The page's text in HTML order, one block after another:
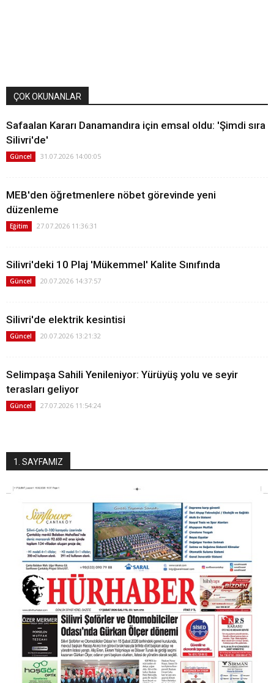
ÇOK OKUNANLAR
Safaalan Kararı Danamandıra için emsal oldu: 'Şimdi sıra
Silivri'de'
Güncel 31.07.2026 14:00:05
MEB'den öğretmenlere nöbet görevinde yeni
düzenleme
Eğitim 27.07.2026 11:36:31
Silivri'deki 10 Plaj 'Mükemmel' Kalite Sınıfında
Güncel 20.07.2026 14:37:57
Silivri'de elektrik kesintisi
Güncel 20.07.2026 13:21:32
Selimpaşa Sahili Yenileniyor: Yürüyüş yolu ve seyir
terasları geliyor
Güncel 27.07.2026 11:54:24
1. SAYFAMIZ